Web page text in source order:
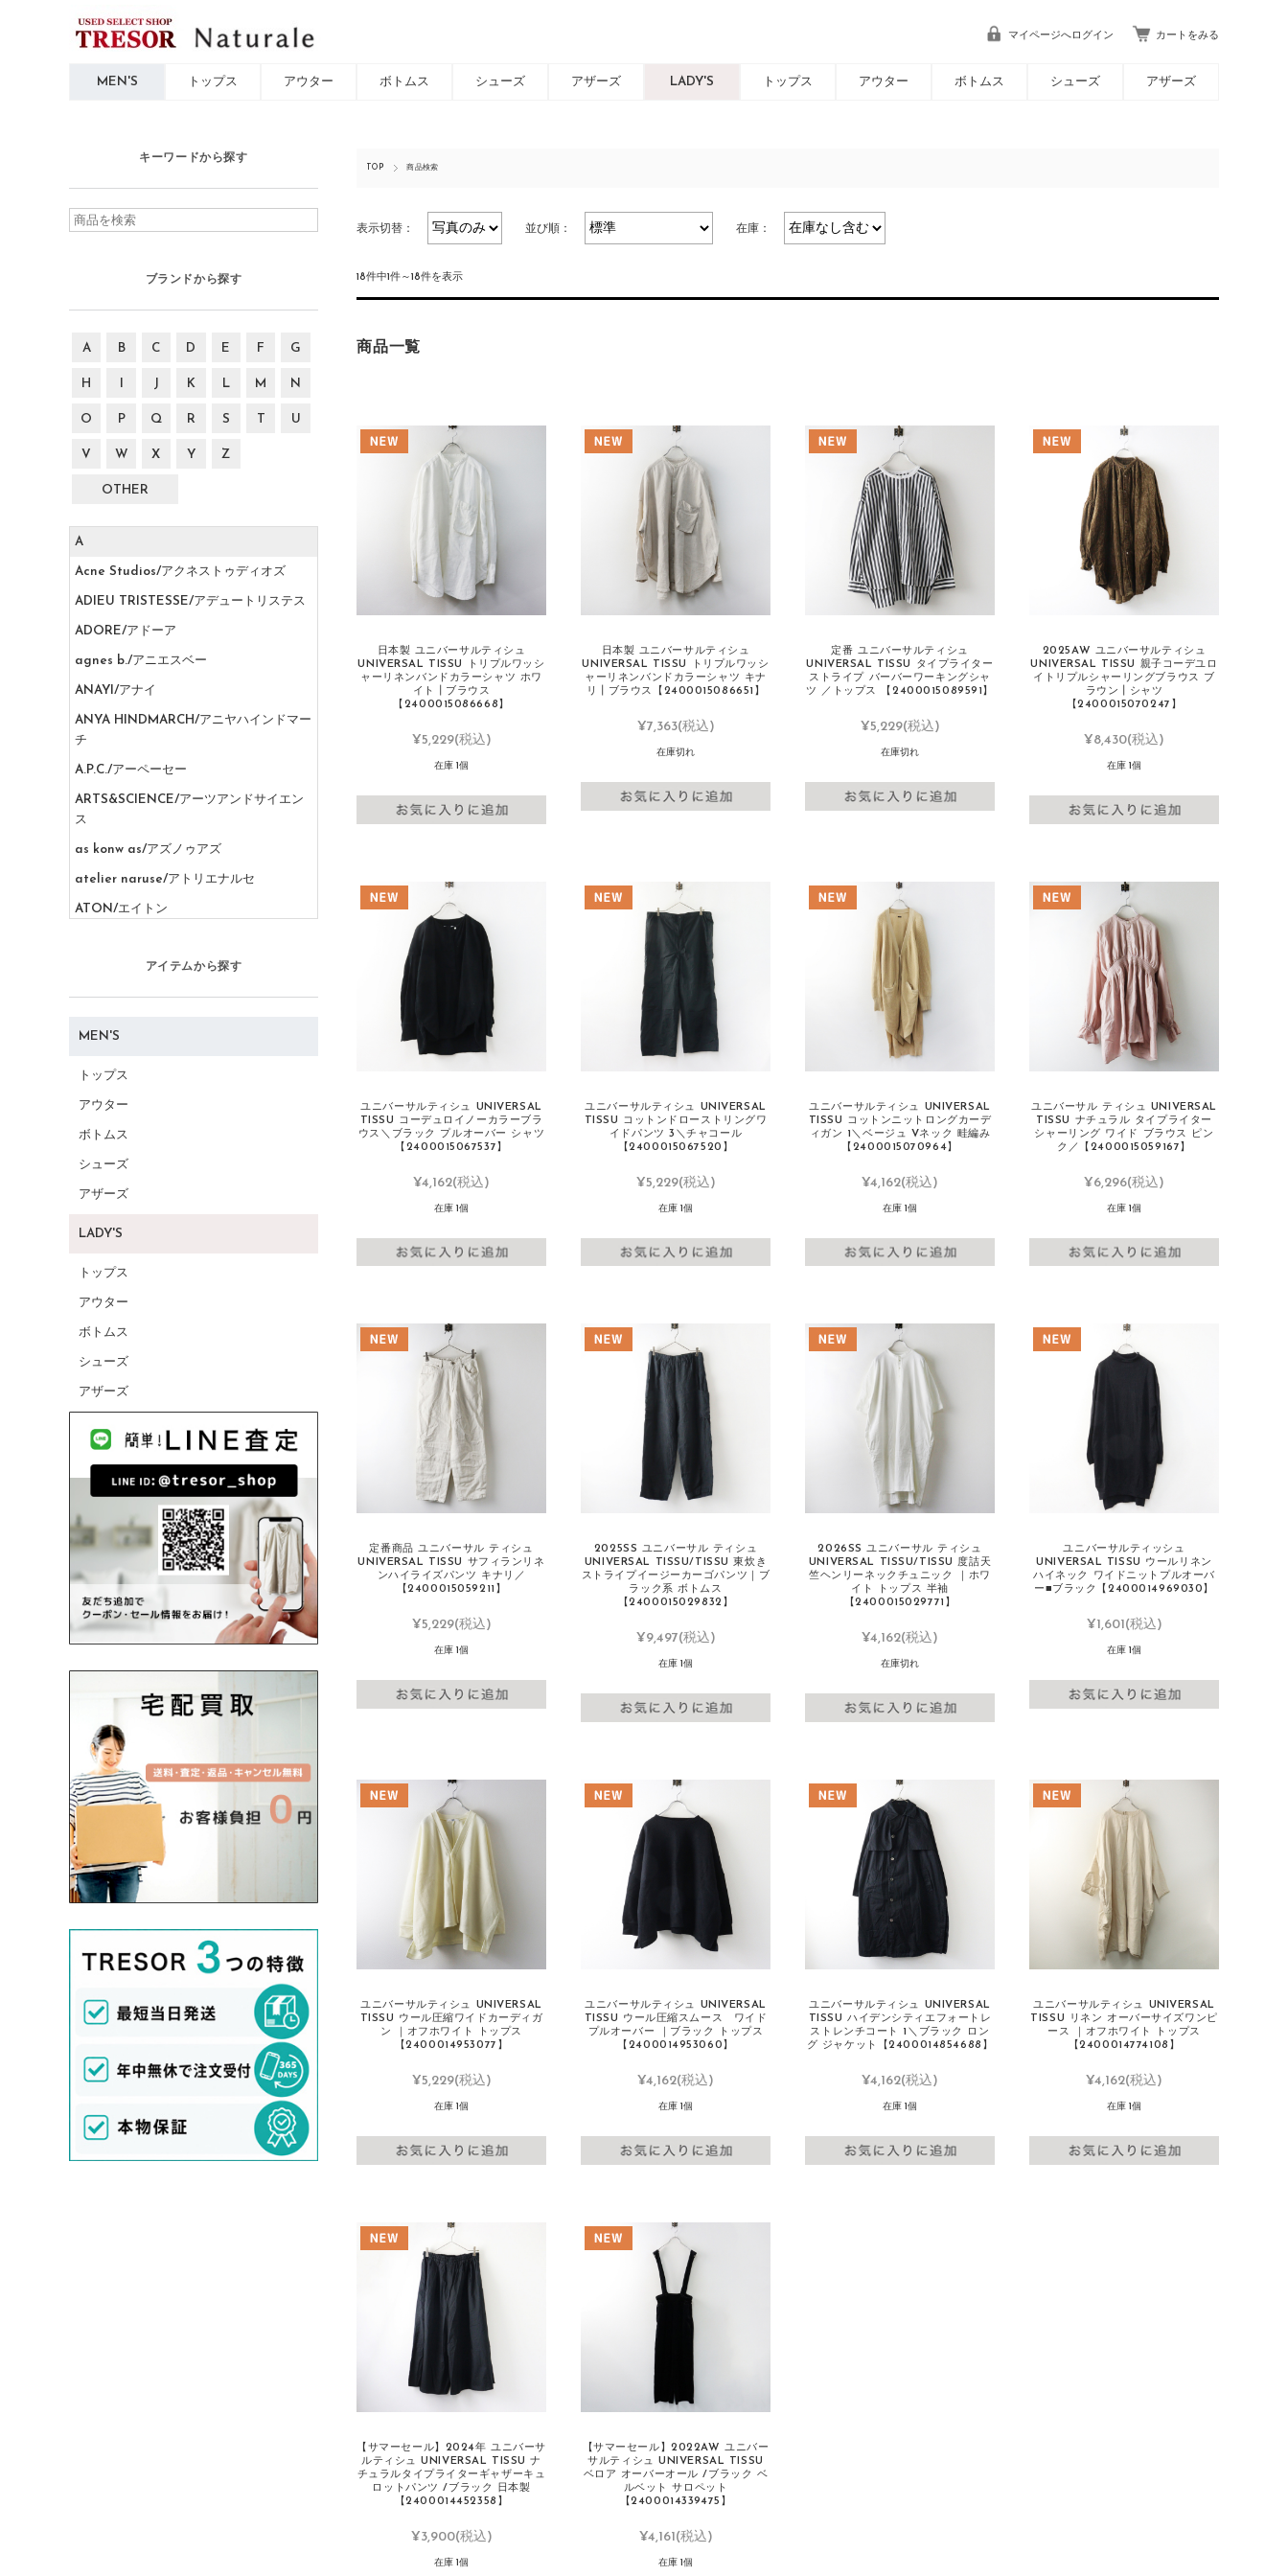
マイページへログイン カートをみる
MEN'S トップス アウター ボトムス シューズ アザーズ LADY'S トップス アウター ボトムス シューズ アザーズ
TOP 商品検索
表示切替： 並び順： 在庫：
18件中1件～18件を表示
商品一覧
日本製 ユニバーサルティシュ
UNIVERSAL TISSU トリプルワッシ
ャーリネンバンドカラーシャツ ホワ
イト┃ブラウス
【2400015086668】
¥5,229(税込)
在庫 1個
日本製 ユニバーサルティシュ
UNIVERSAL TISSU トリプルワッシ
ャーリネンバンドカラーシャツ キナ
リ┃ブラウス【2400015086651】
¥7,363(税込)
在庫切れ
定番 ユニバーサルティシュ
UNIVERSAL TISSU タイプライター
ストライプ バーバーワーキングシャ
ツ ／トップス 【2400015089591】
¥5,229(税込)
在庫切れ
2025AW ユニバーサルティシュ
UNIVERSAL TISSU 親子コーデユロ
イトリプルシャーリングブラウス ブ
ラウン┃シャツ
【2400015070247】
¥8,430(税込)
在庫 1個
ユニバーサルティシュ UNIVERSAL
TISSU コーデュロイノーカラーブラ
ウス＼ブラック プルオーバー シャツ
【2400015067537】
¥4,162(税込)
在庫 1個
ユニバーサルティシュ UNIVERSAL
TISSU コットンドローストリングワ
イドパンツ 3＼チャコール
【2400015067520】
¥5,229(税込)
在庫 1個
ユニバーサルティシュ UNIVERSAL
TISSU コットンニットロングカーデ
ィガン 1＼ベージュ Vネック 畦編み
【2400015070964】
¥4,162(税込)
在庫 1個
ユニバーサル ティシュ UNIVERSAL
TISSU ナチュラル タイプライター
シャーリング ワイド ブラウス ピン
ク／【2400015059167】
¥6,296(税込)
在庫 1個
定番商品 ユニバーサル ティシュ
UNIVERSAL TISSU サフィランリネ
ンハイライズパンツ キナリ／
【2400015059211】
¥5,229(税込)
在庫 1個
2025SS ユニバーサル ティシュ
UNIVERSAL TISSU/TISSU 東炊き
ストライプイージーカーゴパンツ｜ブ
ラック系 ボトムス
【2400015029832】
¥9,497(税込)
在庫 1個
2026SS ユニバーサル ティシュ
UNIVERSAL TISSU/TISSU 度詰天
竺ヘンリーネックチュニック ｜ホワ
イト トップス 半袖
【2400015029771】
¥4,162(税込)
在庫切れ
ユニバーサルティッシュ
UNIVERSAL TISSU ウールリネン
ハイネック ワイドニットプルオーバ
ー■ブラック【2400014969030】
¥1,601(税込)
在庫 1個
ユニバーサルティシュ UNIVERSAL
TISSU ウール圧縮ワイドカーディガ
ン ｜オフホワイト トップス
【2400014953077】
¥5,229(税込)
在庫 1個
ユニバーサルティシュ UNIVERSAL
TISSU ウール圧縮スムース ワイド
プルオーバー ｜ブラック トップス
【2400014953060】
¥4,162(税込)
在庫 1個
ユニバーサルティシュ UNIVERSAL
TISSU ハイデンシティエフォートレ
ストレンチコート 1＼ブラック ロン
グ ジャケット【2400014854688】
¥4,162(税込)
在庫 1個
ユニバーサルティシュ UNIVERSAL
TISSU リネン オーバーサイズワンピ
ース ｜オフホワイト トップス
【2400014774108】
¥4,162(税込)
在庫 1個
【サマーセール】2024年 ユニバーサ
ルティシュ UNIVERSAL TISSU ナ
チュラルタイプライターギャザーキュ
ロットパンツ /ブラック 日本製
【2400014452358】
¥3,900(税込)
在庫 1個
【サマーセール】2022AW ユニバー
サルティシュ UNIVERSAL TISSU
ベロア オーバーオール /ブラック ベ
ルベット サロペット
【2400014339475】
¥4,161 (税込)
在庫 1個
キーワードから探す
ブランドから探す
A B C D E F G
H J K L M N
O P Q R S T U
V W X Y Z
OTHER
A
Acne Studios/アクネストゥディオズ
ADIEU TRISTESSE/アデュートリステス
ADORE/アドーア
agnes b./アニエスベー
ANAYI/アナイ
ANYA HINDMARCH/アニヤハインドマー
チ
A.P.C./アーペーセー
ARTS&SCIENCE/アーツアンドサイエン
ス
as konw as/アズノゥアズ
atelier naruse/アトリエナルセ
ATON/エイトン
BASCO/バスコ
BALENCIAGA/バレンシアガ
ル
BIRKENSTOCK/ビルケンシュトック
BLAMINK/ブラミンク
BLUE LABEL CRESTBRIDGE/ブルーレ
C
CANADA GOOSE/カナダグース
CELINE/セリーヌ
CHANEL/シャネル
cheer/チアー
Charpentier de Vaisseau/シャルパンテ
ィエドゥヴェッソ
Christian Louboutin/クリスチャンルブ
タン
COMME des GARCONS HOMME/コム
デギャルソンオム
COMME des GARCONS/コムデギャル
ソン
DANIELAGREGIS/ダニエラグレジス
DANTON/ダントン
Deuxieme Classe/ドゥーズィエムクラス
Dior/ディオール
Dolce&Gabbana/ドルチェ＆ガッバーナ
dosa/ドーサ
Dr.Martens/ドクターマーチン
Dsquared2/ディースクエアード
ENFOLD/エンフォルド
ENGINEERED GARMENTS/エンジニア
ドガーメンツ
アイテムから探す
MEN'S
トップス
アウター
ボトムス
シューズ
アザーズ
LADY'S
トップス
アウター
ボトムス
シューズ
アザーズ